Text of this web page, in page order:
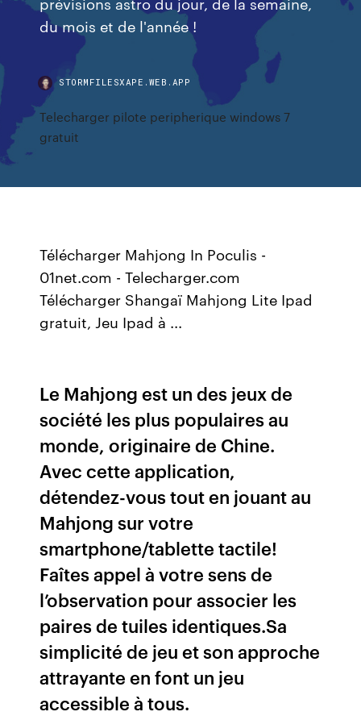
du mois et de l'année !
STORMFILESXAPE.WEB.APP
Telecharger pilote peripherique windows 7
gratuit
Télécharger Mahjong In Poculis -
01net.com - Telecharger.com
Télécharger Shangaï Mahjong Lite Ipad
gratuit, Jeu Ipad à ...
Le Mahjong est un des jeux de
société les plus populaires au
monde, originaire de Chine.
Avec cette application,
détendez-vous tout en jouant au
Mahjong sur votre
smartphone/tablette tactile!
Faîtes appel à votre sens de
l’observation pour associer les
paires de tuiles identiques.Sa
simplicité de jeu et son approche
attrayante en font un jeu
accessible à tous.